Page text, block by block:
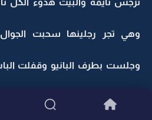
نرجس نايمه والبيت هدوء الكل
وهي تجر رجلينها سحبت
وجلست بطرف البانيو وقفلت
ونزلت جلست تتذكر كل لحظه